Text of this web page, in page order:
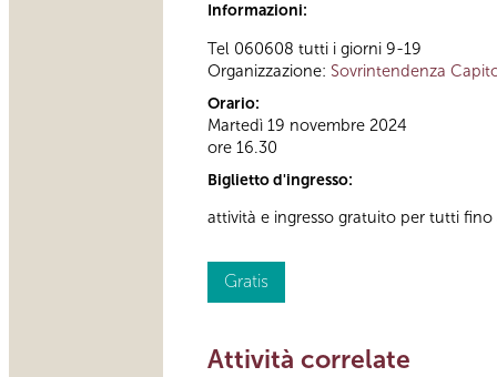
Informazioni:
Tel 060608 tutti i giorni 9-19
Organizzazione: Sovrintendenza
Orario:
Martedì 19 novembre 2024
ore 16.30
Biglietto d'ingresso:
attività e ingresso gratuito per tutti
Gratis
Attività correlate